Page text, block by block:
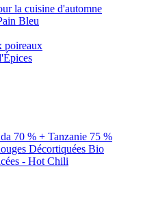
la cuisine d'automne
Bleu
poireaux
70 % + Tanzanie 75 %
Décortiquées Bio
- Hot Chili